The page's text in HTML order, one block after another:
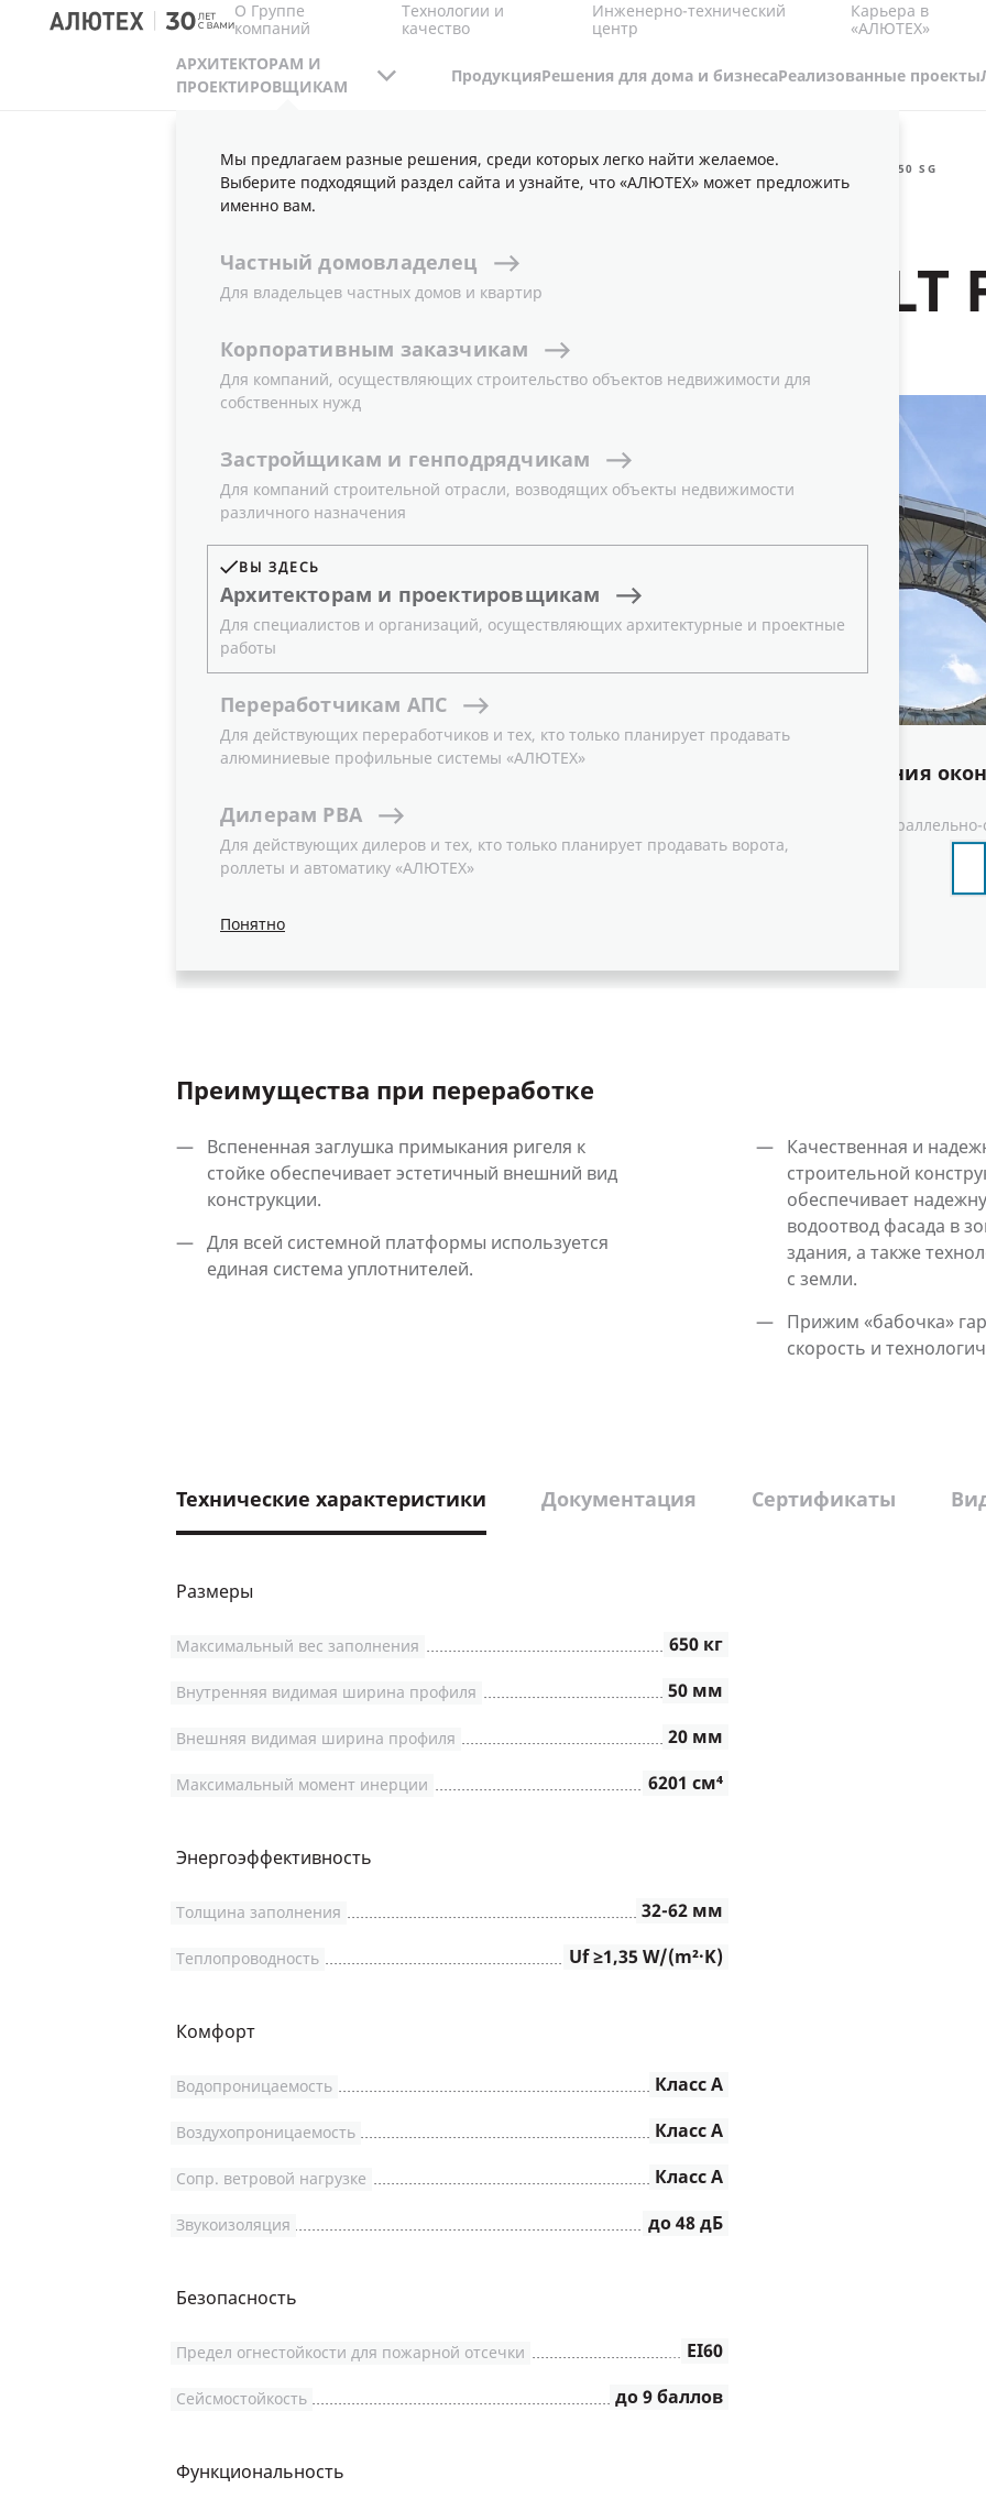
О Группе
компаний
Технологии и
качество
Инженерно-технический
центр
Карьера в
«АЛЮТЕХ»
АРХИТЕКТОРАМ И
ПРОЕКТИРОВЩИКАМ
Мы предлагаем разные решения, среди которых легко найти желаемое.
Выберите подходящий раздел сайта и узнайте, что «АЛЮТЕХ» может предложить
именно вам.
Частный домовладелец
Для владельцев частных домов и квартир
Корпоративным заказчикам
Для компаний, осуществляющих строительство объектов недвижимости для
собственных нужд
Застройщикам и генподрядчикам
Для компаний строительной отрасли, возводящих объекты недвижимости
различного назначения
ВЫ ЗДЕСЬ
Архитекторам и проектировщикам
Для специалистов и организаций, осуществляющих архитектурные и проектные
работы
Переработчикам АПС
Для действующих переработчиков и тех, кто только планирует продавать
алюминиевые профильные системы «АЛЮТЕХ»
Дилерам РВА
Для действующих дилеров и тех, кто только планирует продавать ворота,
роллеты и автоматику «АЛЮТЕХ»
Понятно
ПродукцияРешения для дома и бизнесаРеализованные проекты
АРХИТЕКТОРАМ И ПРОЕКТИРОВЩИКАМ СВЕТОПРОЗРАЧНЫЕ ФАСАДЫ СТРУКТУРНЫЙ ФАСАД ALT F50 SG
СТРУКТУРНЫЙ ФАСАД ALT
Система ALT F50 позволяет изготавливать визуально легкие
конфигурации профилей и возможности реализации
различных узловых решений. В то время как ее
модификация ALT F50 SG применяется для структурного
видимых снаружи алюминиевых профилей.
Типы открывания
Преимущества при переработке
Вспененная заглушка примыкания ригеля к
стойке обеспечивает эстетичный внешний вид
конструкции.
Для всей системной платформы используется
единая система уплотнителей.
Качественная и
строительной
обеспечивает
водоотвод фасада в
здания, а также
с земли.
Прижим «бабочка»
скорость и
Технические характеристики Документация Сертификаты
Размеры
650 кг
Максимальный вес заполнения
50 мм
Внутренняя видимая ширина профиля
20 мм
Внешняя видимая ширина профиля
6201 см⁴
Максимальный момент инерции
Энергоэффективность
32-62 мм
Толщина заполнения
Uf ≥1,35 W/(m²∙K)
Теплопроводность
Комфорт
Класс А
Водопроницаемость
Класс А
Воздухопроницаемость
Класс А
Сопр. ветровой нагрузке
до 48 дБ
Звукоизоляция
Безопасность
EI60
Предел огнестойкости для пожарной отсечки
до 9 баллов
Сейсмостойкость
Функциональность